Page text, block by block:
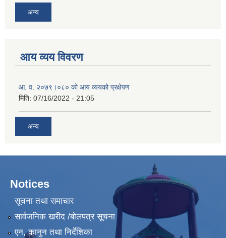
अन्य
आय व्यय विवरण
आ. व. २०७९।०८० को आय व्ययको प्रक्षेपण
मिति: 07/16/2022 - 21:05
अन्य
Notices
सूचना तथा समाचार
सार्वजनिक खरीद /बोलपत्र सूचना
एन, कानुन तथा निर्देशिका